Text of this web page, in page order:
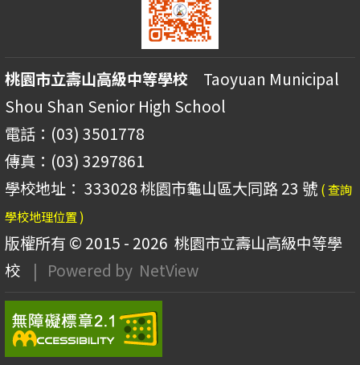
桃園市立壽山高級中等學校 Taoyuan Municipal
Shou Shan Senior High School
電話：(03) 3501778
傳真：(03) 3297861
學校地址： 333028 桃園市龜山區大同路 23 號 ( 查詢
學校地理位置 )
版權所有 © 2015 - 2026 桃園市立壽山高級中等學
校
| Powered by NetView